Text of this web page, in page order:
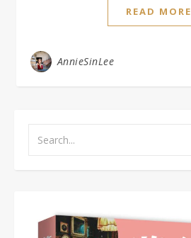
READ MORE
AnnieSinLee